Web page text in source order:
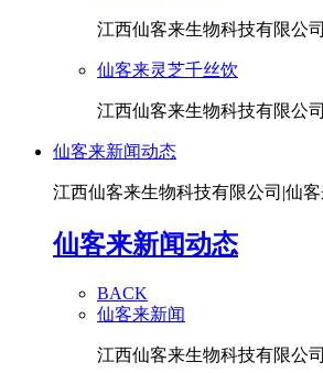
江西仙客来生物科技有限公
仙客来灵芝千丝饮
江西仙客来生物科技有限公
仙客来新闻动态
江西仙客来生物科技有限公司|仙
仙客来新闻动态
BACK
仙客来新闻
江西仙客来生物科技有限公